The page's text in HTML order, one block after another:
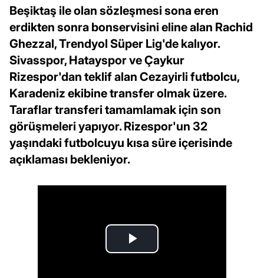
Beşiktaş ile olan sözleşmesi sona eren
erdikten sonra bonservisini eline alan Rachid
Ghezzal, Trendyol Süper Lig'de kalıyor.
Sivasspor, Hatayspor ve Çaykur
Rizespor'dan teklif alan Cezayirli futbolcu,
Karadeniz ekibine transfer olmak üzere.
Taraflar transferi tamamlamak için son
görüşmeleri yapıyor. Rizespor'un 32
yaşındaki futbolcuyu kısa süre içerisinde
açıklaması bekleniyor.